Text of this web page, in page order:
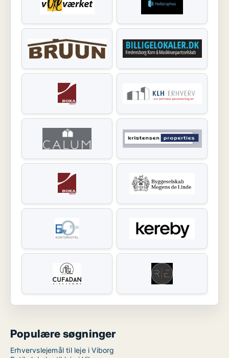
Populære søgninger
Erhvervslejemål til leje i Viborg